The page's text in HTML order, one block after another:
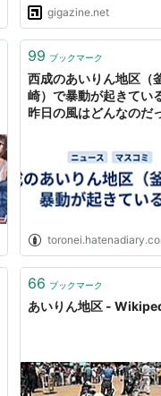
gigazine.net
99 ブックマーク
西成のあいりん地区（
崎）で暴動が起きてい
昨日の風はどんなのだ
66 ブックマーク
あいりん地区 -